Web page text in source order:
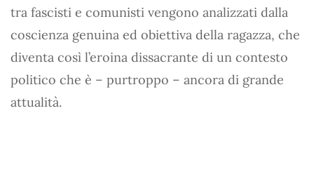
tra fascisti e comunisti vengono analizzati dalla
coscienza genuina ed obiettiva della ragazza, che
diventa così l’eroina dissacrante di un contesto
politico che è – purtroppo – ancora di grande
attualità.